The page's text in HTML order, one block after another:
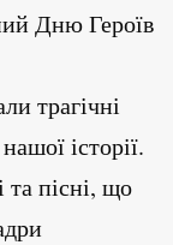
Дню Героїв
трагічні
історії.
та пісні, що